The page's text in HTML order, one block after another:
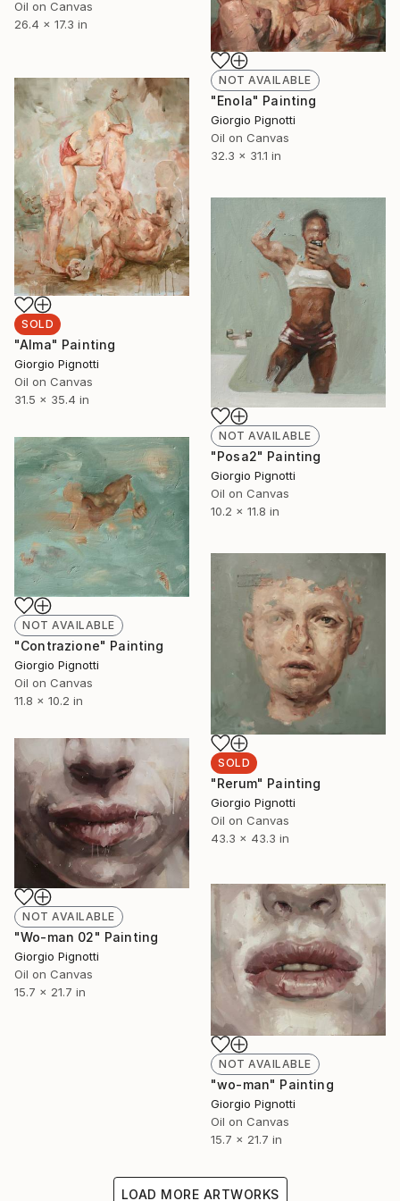
Oil on Canvas
26.4 x 17.3 in
NOT AVAILABLE
"Enola" Painting
Giorgio Pignotti
Oil on Canvas
32.3 x 31.1 in
SOLD
"Alma" Painting
Giorgio Pignotti
Oil on Canvas
31.5 x 35.4 in
NOT AVAILABLE
"Posa2" Painting
Giorgio Pignotti
Oil on Canvas
10.2 x 11.8 in
NOT AVAILABLE
"Contrazione" Painting
Giorgio Pignotti
Oil on Canvas
11.8 x 10.2 in
SOLD
"Rerum" Painting
Giorgio Pignotti
Oil on Canvas
43.3 x 43.3 in
NOT AVAILABLE
"Wo-man 02" Painting
Giorgio Pignotti
Oil on Canvas
15.7 x 21.7 in
NOT AVAILABLE
"wo-man" Painting
Giorgio Pignotti
Oil on Canvas
15.7 x 21.7 in
LOAD MORE ARTWORKS